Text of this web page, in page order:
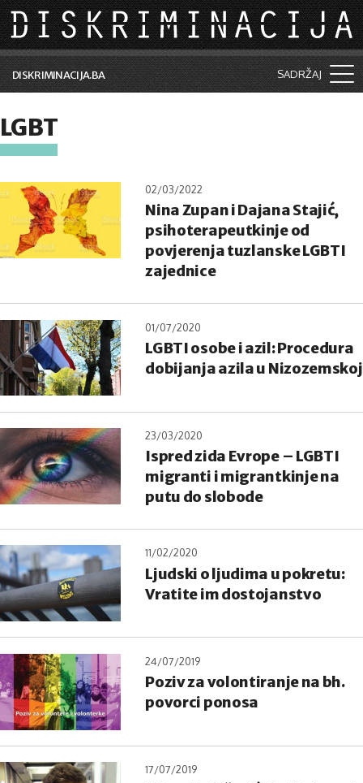
Skip to main content
DISKRIMINACIJA.BA SADRŽAJ
Vijesti i događaji
Kolumne
Lične priče
Saradnja sa medijima
LGBT
02/03/2022
Nina Zupan i Dajana Stajić,
psihoterapeutkinje od
povjerenja tuzlanske LGBTI
zajednice
01/07/2020
LGBTI osobe i azil: Procedura
dobijanja azila u Nizozemskoj
23/03/2020
Ispred zida Evrope – LGBTI
migranti i migrantkinje na
putu do slobode
11/02/2020
Ljudski o ljudima u pokretu:
Vratite im dostojanstvo
24/07/2019
Poziv za volontiranje na bh.
povorci ponosa
17/07/2019